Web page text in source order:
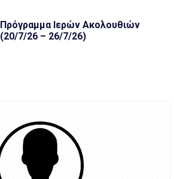
Πρόγραμμα Ιερών Ακολουθιών
(20/7/26 – 26/7/26)